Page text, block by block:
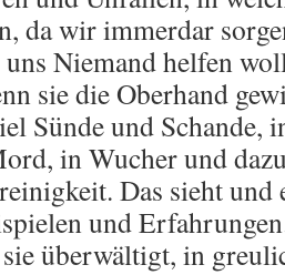
da wir immerdar
Niemand helfen
sie die Oberhand
Sünde und Schande,
in Wucher und
Das sieht
und
überwältigt, in